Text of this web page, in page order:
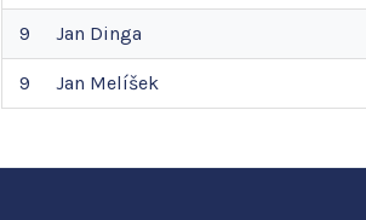
9 Jan Dinga
9 Jan Melíšek